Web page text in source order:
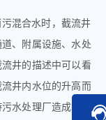
混合水时，截流井
、附属设施、水处
井的描述中可以看
井内水位的升高而
水处理厂造成冲